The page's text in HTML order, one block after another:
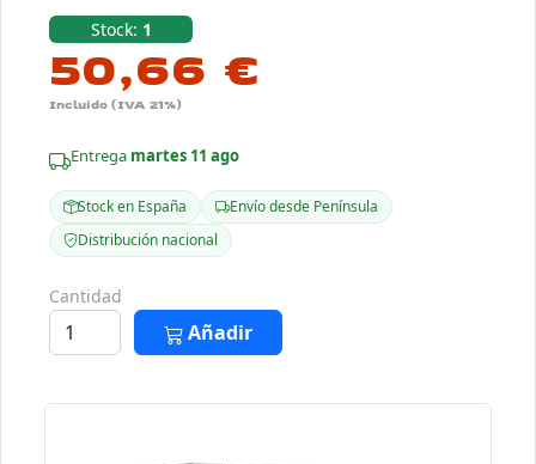
Stock: 1
50,66 €
Incluido (IVA 21%)
Entrega martes 11 ago
Stock en España
Envío desde Península
Distribución nacional
Cantidad
Añadir